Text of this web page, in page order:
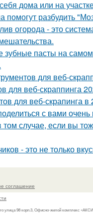
дома или на
разбудить
огорода - это
зубные пасты на
для веб-
для веб-скраппинга
для веб-скрапинга в
с вами
случае, если вы
- это не только
соглашение
улица 98 корп.3, Офисно-жилой комплекс